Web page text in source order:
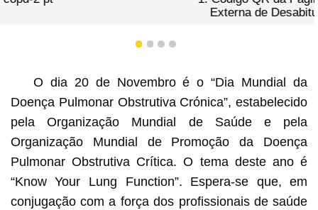
Externa de Desabituação Tabágica dos Serviços de
1 2 3 4
O dia 20 de Novembro é o “Dia Mundial da
Doença Pulmonar Obstrutiva Crónica”, estabelecido
pela Organização Mundial de Saúde e pela
Organização Mundial de Promoção da Doença
Pulmonar Obstrutiva Crítica. O tema deste ano é
“Know Your Lung Function”. Espera-se que, em
conjugação com a força dos profissionais de saúde